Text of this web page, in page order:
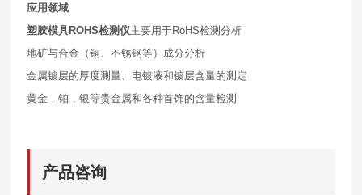
应用领域
塑胶模具ROHS检测仪主要用于RoHS检测分析
地矿与合金（铜、不锈钢等）成分分析
金属镀层的厚度测量、电镀液和镀层含量的测定
黄金，铂，银等贵金属和各种首饰的含量检测
产品咨询